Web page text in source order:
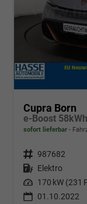
Cupra Born
sofort lieferbar
Fahrzeugnr. 987682
Kraftstoff Elektro
Leistung 170 kW (231
01.10.2022